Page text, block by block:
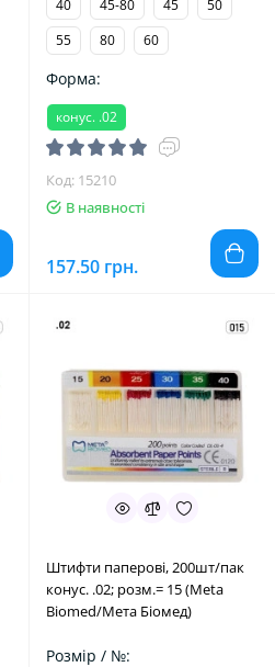
40 45-80 45
50
55
80 60
Форма:
конус. .02
Код: 15210
В наявності
157.50 грн.
Штифти паперові, 200шт/пак
конус. .02; розм.= 15 (Meta
Biomed/Мета Біомед)
Розмір / №: